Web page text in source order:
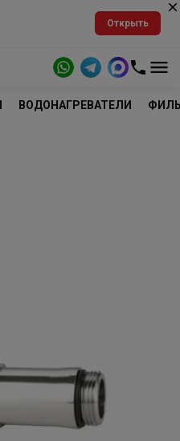
Открыть
ВОДОНАГРЕВАТЕЛИ